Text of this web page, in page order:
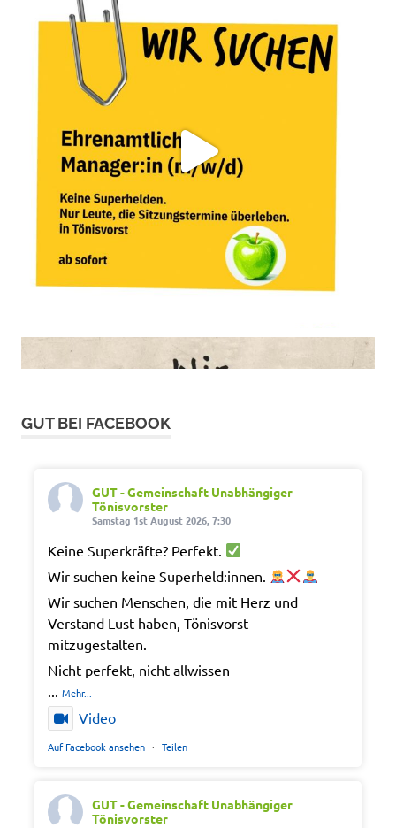
GUT BEI FACEBOOK
GUT - Gemeinschaft Unabhängiger
Tönisvorster
Samstag 1st August 2026, 7:30
Keine Superkräfte? Perfekt.
Wir suchen keine Superheld:innen.
Wir suchen Menschen, die mit Herz und
Verstand Lust haben, Tönisvorst
mitzugestalten.
Nicht perfekt, nicht allwissen
Mehr...
Video
Auf Facebook ansehen · Teilen
GUT - Gemeinschaft Unabhängiger
Tönisvorster